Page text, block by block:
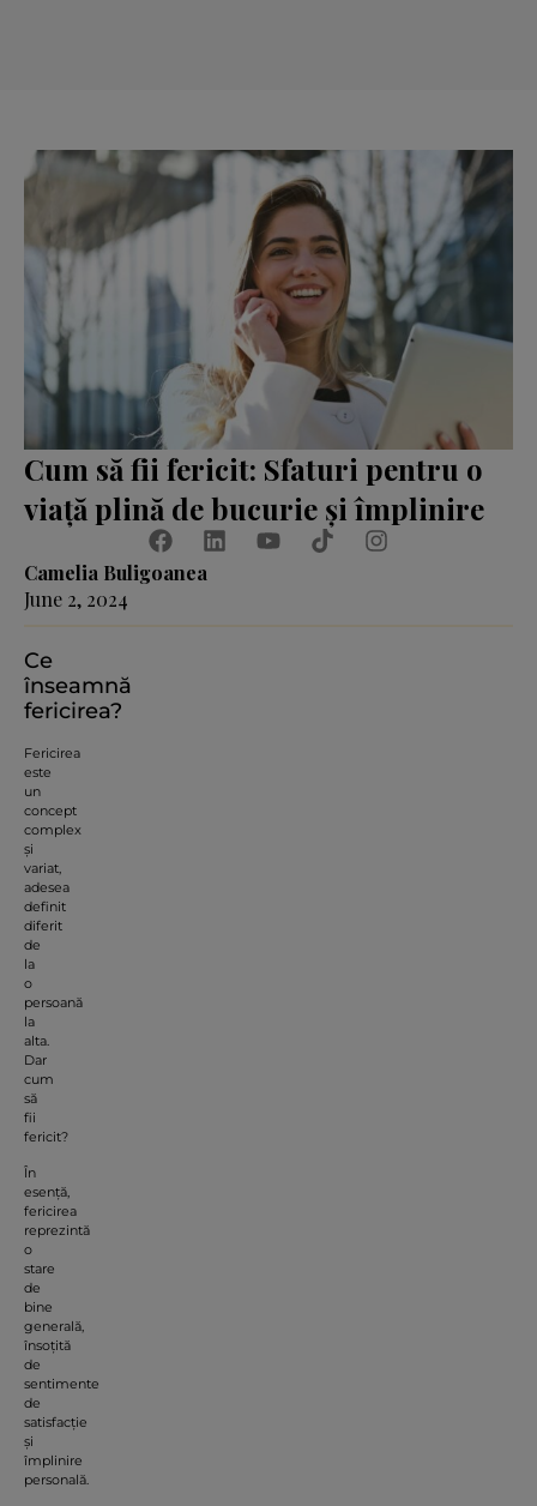
Cum să fii fericit: Sfaturi pentru o
viață plină de bucurie și împlinire
Camelia Buligoanea
June 2, 2024
Ce
înseamnă
fericirea?
Fericirea
este
un
concept
complex
și
variat,
adesea
definit
diferit
de
la
o
persoană
la
alta.
Dar
cum
să
fii
fericit?
În
esență,
fericirea
reprezintă
o
stare
de
bine
generală,
însoțită
de
sentimente
de
satisfacție
și
împlinire
personală.